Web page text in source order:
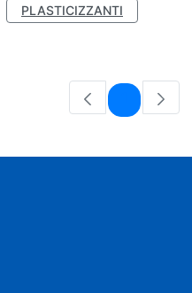
PLASTICIZZANTI
Pagina